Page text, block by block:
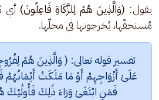
يقول: (وَالَّذِينَ هُمْ لِلزَّكَاةِ فَاعِلُونَ) أي
مُستحقّها، يُخرجونها في محلّها.
فَمَنِ ابْتَغَىٰ وَرَاءَ ذَٰلِكَ فَأُولَٰئِكَ هُمُ